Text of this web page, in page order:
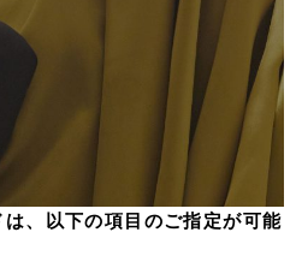
、以下の項目のご指定が可能